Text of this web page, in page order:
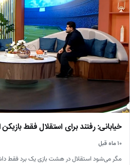
خیابانی: رفتند برای استقلال فقط
۱۰ ماه قبل
مگر می‌شود استقلال در هشت بازی یک برد فقط